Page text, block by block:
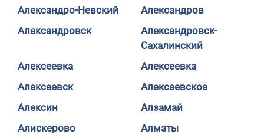
Александро-Невский
Александров
Александровск
Александровск-
Сахалинский
Алексеевка
Алексеевка
Алексеевск
Алексеевское
Алексин
Алзамай
Алискерово
Алматы